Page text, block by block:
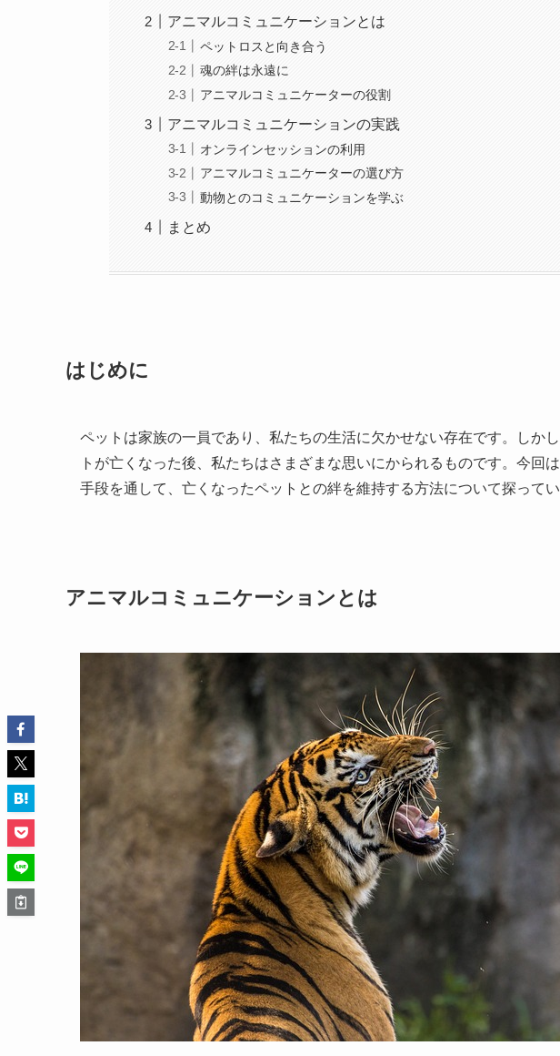
アニマルコミュニケーションとは
ペットロスと向き合う
魂の絆は永遠に
アニマルコミュニケーターの役割
アニマルコミュニケーションの実践
オンラインセッションの利用
アニマルコミュニケーターの選び方
動物とのコミュニケーションを学ぶ
まとめ
はじめに
ペットは家族の一員であり、私たちの生活に欠かせない存在です。しか
トが亡くなった後、私たちはさまざまな思いにかられるものです。今回
手段を通して、亡くなったペットとの絆を維持する方法について探ってい
アニマルコミュニケーションとは